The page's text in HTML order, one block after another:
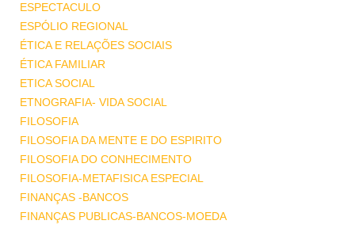
ESPECTACULO
ESPÓLIO REGIONAL
ÉTICA E RELAÇÕES SOCIAIS
ÉTICA FAMILIAR
ETICA SOCIAL
ETNOGRAFIA- VIDA SOCIAL
FILOSOFIA
FILOSOFIA DA MENTE E DO ESPIRITO
FILOSOFIA DO CONHECIMENTO
FILOSOFIA-METAFISICA ESPECIAL
FINANÇAS -BANCOS
FINANÇAS PUBLICAS-BANCOS-MOEDA